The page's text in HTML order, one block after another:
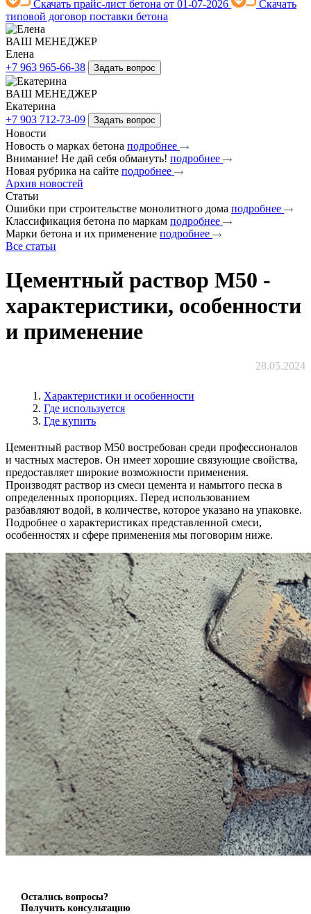
Скачать прайс-лист бетона от 01-07-2026
Скачать
типовой договор поставки бетона
ВАШ МЕНЕДЖЕР
Елена
+7 963 965-66-38
Задать вопрос
ВАШ МЕНЕДЖЕР
Екатерина
+7 903 712-73-09
Задать вопрос
Новости
Новость о марках бетона подробнее
Внимание! Не дай себя обмануть! подробнее
Новая рубрика на сайте подробнее
Архив новостей
Статьи
Ошибки при строительстве монолитного дома подробнее
Классификация бетона по маркам подробнее
Марки бетона и их применение подробнее
Все статьи
Цементный раствор М50 -
характеристики, особенности
и применение
28.05.2024
Характеристики и особенности
Где используется
Где купить
Цементный раствор М50 востребован среди профессионалов
и частных мастеров. Он имеет хорошие связующие свойства,
предоставляет широкие возможности применения.
Производят раствор из смеси цемента и намытого песка в
определенных пропорциях. Перед использованием
разбавляют водой, в количестве, которое указано на упаковке.
Подробнее о характеристиках представленной смеси,
особенностях и сфере применения мы поговорим ниже.
Остались вопросы?
Получить консультацию